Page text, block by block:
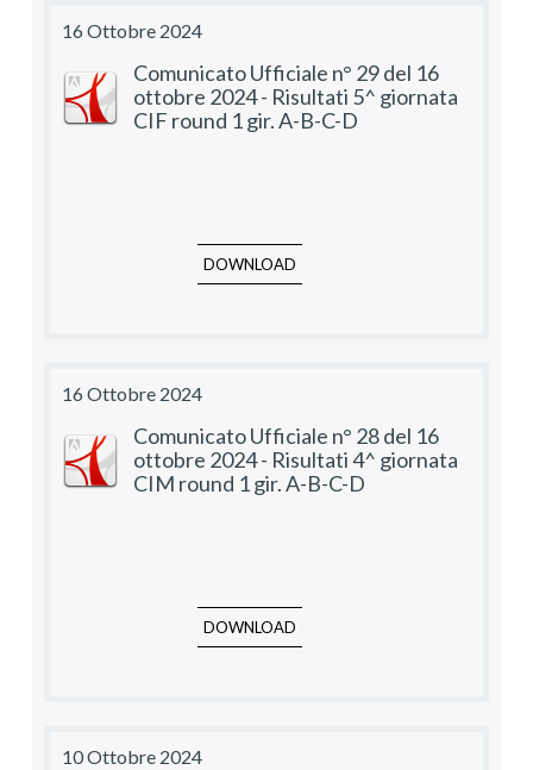
16 Ottobre 2024
Comunicato Ufficiale n° 29 del 16
ottobre 2024 - Risultati 5^ giornata
CIF round 1 gir. A-B-C-D
DOWNLOAD
16 Ottobre 2024
Comunicato Ufficiale n° 28 del 16
ottobre 2024 - Risultati 4^ giornata
CIM round 1 gir. A-B-C-D
DOWNLOAD
10 Ottobre 2024